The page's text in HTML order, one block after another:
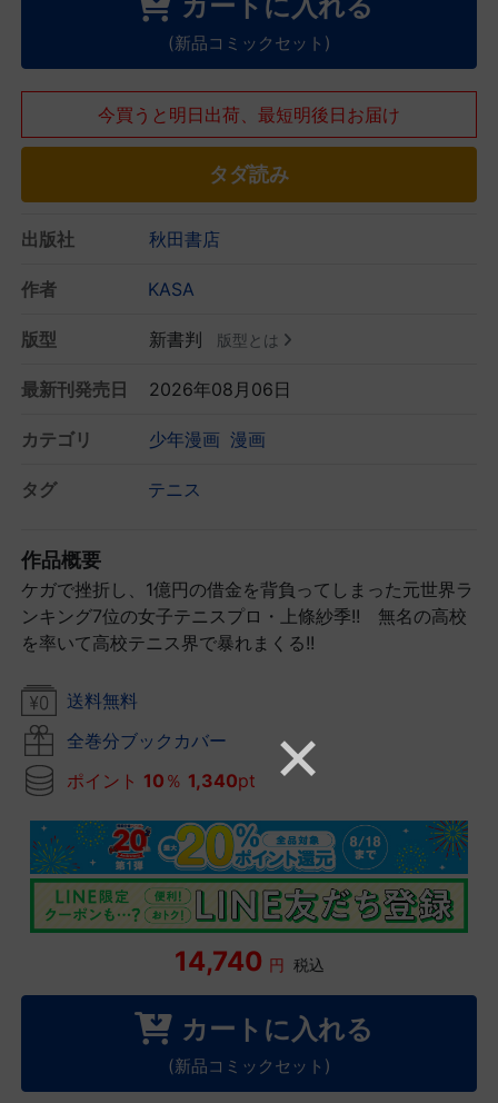
(新品コミックセット)
今買うと明日出荷、最短明後日お届け
タダ読み
出版社 秋田書店
作者 KASA
版型 新書判 版型とは
最新刊発売日 2026年08月06日
カテゴリ 少年漫画 漫画
タグ テニス
作品概要
ケガで挫折し、1億円の借金を背負ってしまった元世界ラ
ンキング7位の女子テニスプロ・上條紗季!! 無名の高校
を率いて高校テニス界で暴れまくる!!
送料無料
全巻分ブックカバー
ポイント 10 ％ 1,340pt
14,740 円 税込
カートに入れる
(新品コミックセット)